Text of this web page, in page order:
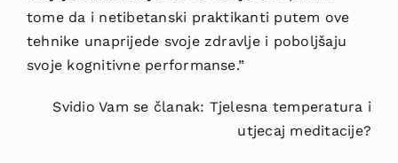
tome da i netibetanski praktikanti putem ove
tehnike unaprijede svoje zdravlje i poboljšaju
svoje kognitivne performanse.”
Svidio Vam se članak: Tjelesna temperatura i
utjecaj meditacije?